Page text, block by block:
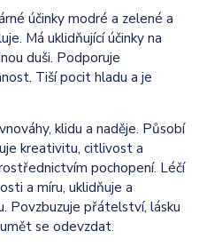
účinky modré a zelené a
Má uklidňující účinky na
duši. Podporuje
Tiší pocit hladu a je
klidu a naděje. Působí
kreativitu, citlivost a
pochopení. Léčí
a míru, uklidňuje a
Povzbuzuje přátelství, lásku
se odevzdat.